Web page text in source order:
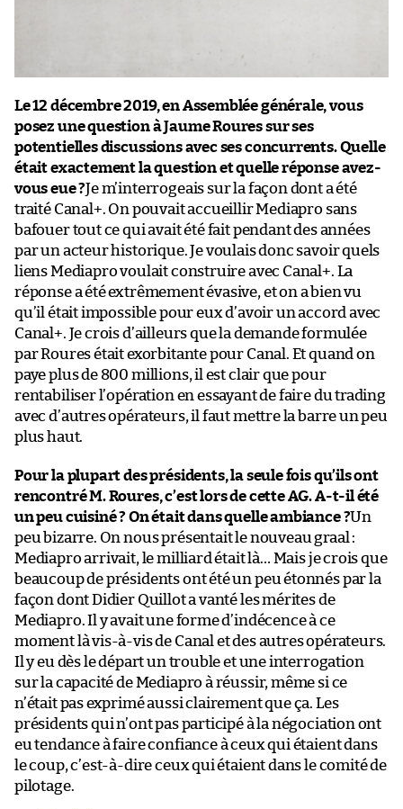
Le 12 décembre 2019, en Assemblée générale, vous
posez une question à Jaume Roures sur ses
potentielles discussions avec ses concurrents. Quelle
était exactement la question et quelle réponse avez-
vous eue ?Je m’interrogeais sur la façon dont a été
traité Canal+. On pouvait accueillir Mediapro sans
bafouer tout ce qui avait été fait pendant des années
par un acteur historique. Je voulais donc savoir quels
liens Mediapro voulait construire avec Canal+. La
réponse a été extrêmement évasive, et on a bien vu
qu’il était impossible pour eux d’avoir un accord avec
Canal+. Je crois d’ailleurs que la demande formulée
par Roures était exorbitante pour Canal. Et quand on
paye plus de 800 millions, il est clair que pour
rentabiliser l’opération en essayant de faire du trading
avec d’autres opérateurs, il faut mettre la barre un peu
plus haut.
Pour la plupart des présidents, la seule fois qu’ils ont
rencontré M. Roures, c’est lors de cette AG. A-t-il été
un peu cuisiné ? On était dans quelle ambiance ?Un
peu bizarre. On nous présentait le nouveau graal :
Mediapro arrivait, le milliard était là… Mais je crois que
beaucoup de présidents ont été un peu étonnés par la
façon dont Didier Quillot a vanté les mérites de
Mediapro. Il y avait une forme d’indécence à ce
moment là vis-à-vis de Canal et des autres opérateurs.
Il y eu dès le départ un trouble et une interrogation
sur la capacité de Mediapro à réussir, même si ce
n’était pas exprimé aussi clairement que ça. Les
présidents qui n’ont pas participé à la négociation ont
eu tendance à faire confiance à ceux qui étaient dans
le coup, c’est-à-dire ceux qui étaient dans le comité de
pilotage.